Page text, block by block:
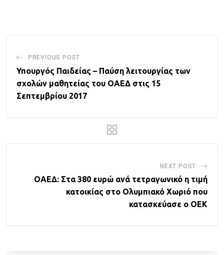
PREVIOUS POST
Υπουργός Παιδείας – Παύση λειτουργίας των
σχολών μαθητείας του ΟΑΕΔ στις 15
Σεπτεμβρίου 2017
NEXT POST
ΟΑΕΔ: Στα 380 ευρώ ανά τετραγωνικό η τιμή
κατοικίας στο Ολυμπιακό Χωριό που
κατασκεύασε ο ΟΕΚ